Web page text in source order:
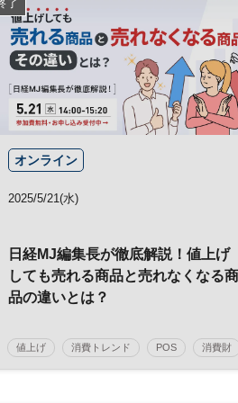
了
オンライン
2025/5/21(水)
日経MJ編集長が徹底解説！値上げ
しても売れる商品と売れなくなる商
品の違いとは？
値上げ 消費トレンド POS 消費財